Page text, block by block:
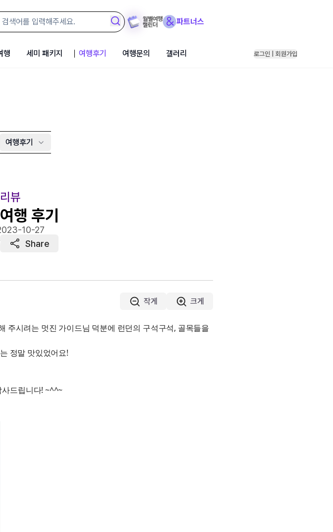
월별여행
캘린더
파트너스
행 세미 패키지 여행후기 여행문의 갤러리 로그인 | 회원가입
여행후기
뷰
행 후기
10-27
Share
작게 크게
주시려는 멋진 가이드님 덕분에 런던의 구석구석, 골목들을
정말 맛있었어요!
드립니다! ~^^~